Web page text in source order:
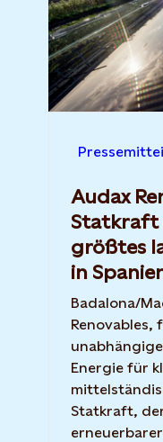
Audax
Statkraft
größtes
in
Badalona/
Renovables,
Energie für
Statkraft,